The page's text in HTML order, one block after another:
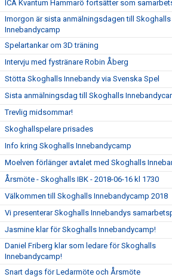
ICA Kvantum Hammarö fortsätter som
Imorgon är sista anmälningsdagen till Skoghalls
Innebandycamp
Spelartankar om 3D träning
Intervju med fystränare Robin Åberg
Stötta Skoghalls Innebandy via Svenska Spel
Sista anmälningsdag till Skoghalls
Trevlig midsommar!
Skoghallspelare prisades
Info kring Skoghalls Innebandycamp
Moelven förlänger avtalet med Skoghalls
Årsmöte - Skoghalls IBK - 2018-06-16 kl 1730
Välkommen till Skoghalls Innebandycamp 2018
Vi presenterar Skoghalls Innebandys
Jasmine klar för Skoghalls Innebandycamp!
Daniel Friberg klar som ledare för Skoghalls
Innebandycamp!
Snart dags för Ledarmöte och Årsmöte